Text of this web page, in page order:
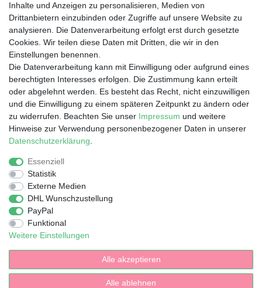
📞 +49 175 1 5555 88
📧hello@iamspecial.club
Online-Vertrieb & Versand
durch die 1A Star Internet GmbH
📧 shop@1a.de
🕘 Mo. – Fr.: 9:30 – 17:00 Uhr
Impressum
Barrierefreiheitserklärung Widerrufs­recht
Vertrag widerrufen
Inhalte und Anzeigen zu personalisieren, Medien von
Drittanbietern einzubinden oder Zugriffe auf unsere Website zu
analysieren. Die Datenverarbeitung erfolgt erst durch gesetzte
Cookies. Wir teilen diese Daten mit Dritten, die wir in den
Einstellungen benennen.
Die Datenverarbeitung kann mit Einwilligung oder aufgrund eines
berechtigten Interesses erfolgen. Die Zustimmung kann erteilt
oder abgelehnt werden. Es besteht das Recht, nicht einzuwilligen
und die Einwilligung zu einem späteren Zeitpunkt zu ändern oder
zu widerrufen. Beachten Sie unser Impressum und weitere
Hinweise zur Verwendung personenbezogener Daten in unserer
Daten­schutz­erklärung
Essenziell
Statistik
Externe Medien
DHL Wunschzustellung
PayPal
Funktional
Weitere Einstellungen
Alle akzeptieren
Alle ablehnen